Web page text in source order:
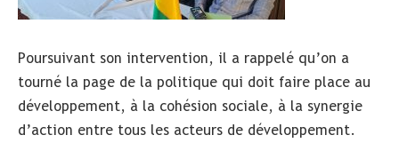
Poursuivant son intervention, il a rappelé qu’on a
tourné la page de la politique qui doit faire place au
développement, à la cohésion sociale, à la synergie
d’action entre tous les acteurs de développement.